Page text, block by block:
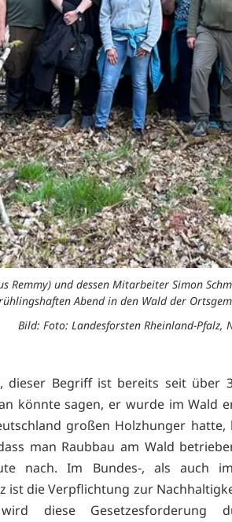
Remmy) und dessen Mitarbeiter Simon
Abend in den Wald der
Bild: Foto: Landesforsten Rheinland-Pfalz,
dieser Begriff ist bereits seit über
könnte sagen, er wurde im Wald
großen Holzhunger hatte,
man Raubbau am Wald
nach. Im Bundes-, als auch im
ist die Verpflichtung zur
diese Gesetzesforderung